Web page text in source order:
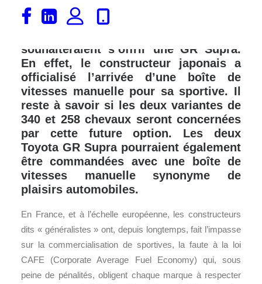
Dans quelques semaines, Toyota
ajoutera, à son catalogue, une nouvelle
souhaiteraient s’offrir une GR Supra.
En effet, le constructeur japonais a
officialisé l’arrivée d’une boîte de
vitesses manuelle pour sa sportive. Il
reste à savoir si les deux variantes de
340 et 258 chevaux seront concernées
par cette future option. Les deux
Toyota GR Supra pourraient également
être commandées avec une boîte de
vitesses manuelle synonyme de
plaisirs automobiles.
En France, et à l’échelle européenne, les constructeurs
dits « généralistes » ont, depuis longtemps, fait l’impasse
sur la commercialisation de sportives, la faute à la loi
CAFE (Corporate Average Fuel Economy) qui, sous
peine de pénalités, obligent chaque marque à respecter